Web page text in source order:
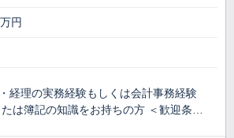
円
経理の実務経験もしくは会計事務経験
たは簿記の知識をお持ちの方 ＜歓迎条…